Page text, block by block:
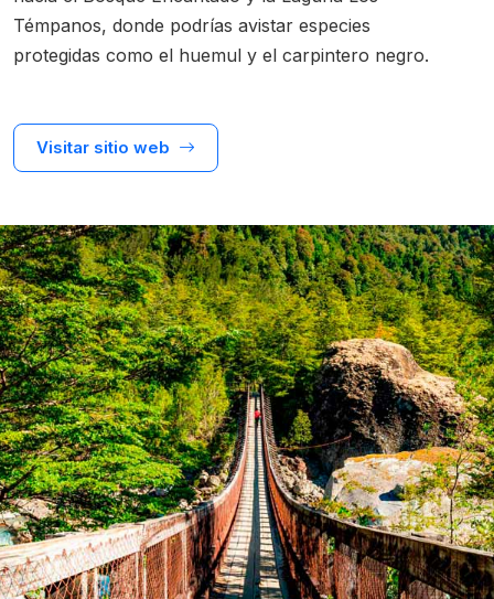
Témpanos, donde podrías avistar especies
protegidas como el huemul y el carpintero negro.
Visitar sitio web